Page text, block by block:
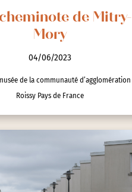
de Mitry-
Mory
04/06/2023
de la communauté d’agglomération
Roissy Pays de France